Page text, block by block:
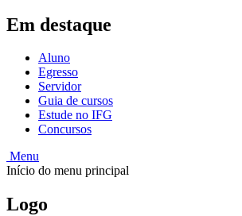
Em destaque
Aluno
Egresso
Servidor
Guia de cursos
Estude no IFG
Concursos
Menu
Início do menu principal
Logo